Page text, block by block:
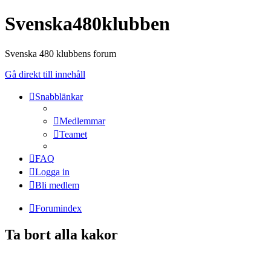
Svenska480klubben
Svenska 480 klubbens forum
Gå direkt till innehåll
Snabblänkar
Medlemmar
Teamet
FAQ
Logga in
Bli medlem
Forumindex
Ta bort alla kakor